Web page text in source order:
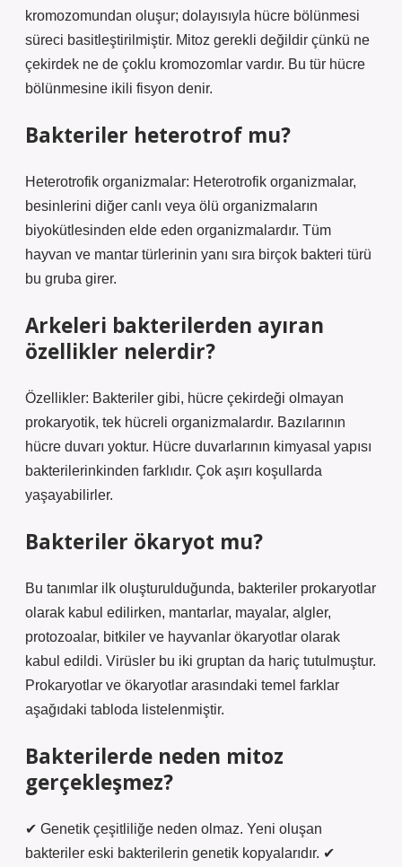
kromozomundan oluşur; dolayısıyla hücre bölünmesi
süreci basitleştirilmiştir. Mitoz gerekli değildir çünkü ne
çekirdek ne de çoklu kromozomlar vardır. Bu tür hücre
bölünmesine ikili fisyon denir.
Bakteriler heterotrof mu?
Heterotrofik organizmalar: Heterotrofik organizmalar,
besinlerini diğer canlı veya ölü organizmaların
biyokütlesinden elde eden organizmalardır. Tüm
hayvan ve mantar türlerinin yanı sıra birçok bakteri türü
bu gruba girer.
Arkeleri bakterilerden ayıran
özellikler nelerdir?
Özellikler: Bakteriler gibi, hücre çekirdeği olmayan
prokaryotik, tek hücreli organizmalardır. Bazılarının
hücre duvarı yoktur. Hücre duvarlarının kimyasal yapısı
bakterilerinkinden farklıdır. Çok aşırı koşullarda
yaşayabilirler.
Bakteriler ökaryot mu?
Bu tanımlar ilk oluşturulduğunda, bakteriler prokaryotlar
olarak kabul edilirken, mantarlar, mayalar, algler,
protozoalar, bitkiler ve hayvanlar ökaryotlar olarak
kabul edildi. Virüsler bu iki gruptan da hariç tutulmuştur.
Prokaryotlar ve ökaryotlar arasındaki temel farklar
aşağıdaki tabloda listelenmiştir.
Bakterilerde neden mitoz
gerçekleşmez?
✔ Genetik çeşitliliğe neden olmaz. Yeni oluşan
bakteriler eski bakterilerin genetik kopyalarıdır. ✔